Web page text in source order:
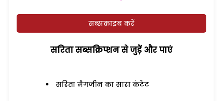
सब्सक्राइब करें
सरिता सब्सक्रिप्शन से जुड़ेें और पाएं
सरिता मैगजीन का सारा कंटेंट